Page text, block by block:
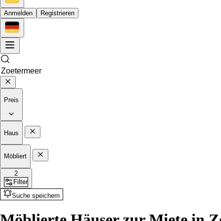
Anmelden Registrieren
Preis
Haus
Möbliert
2
Filter
Suche speichern